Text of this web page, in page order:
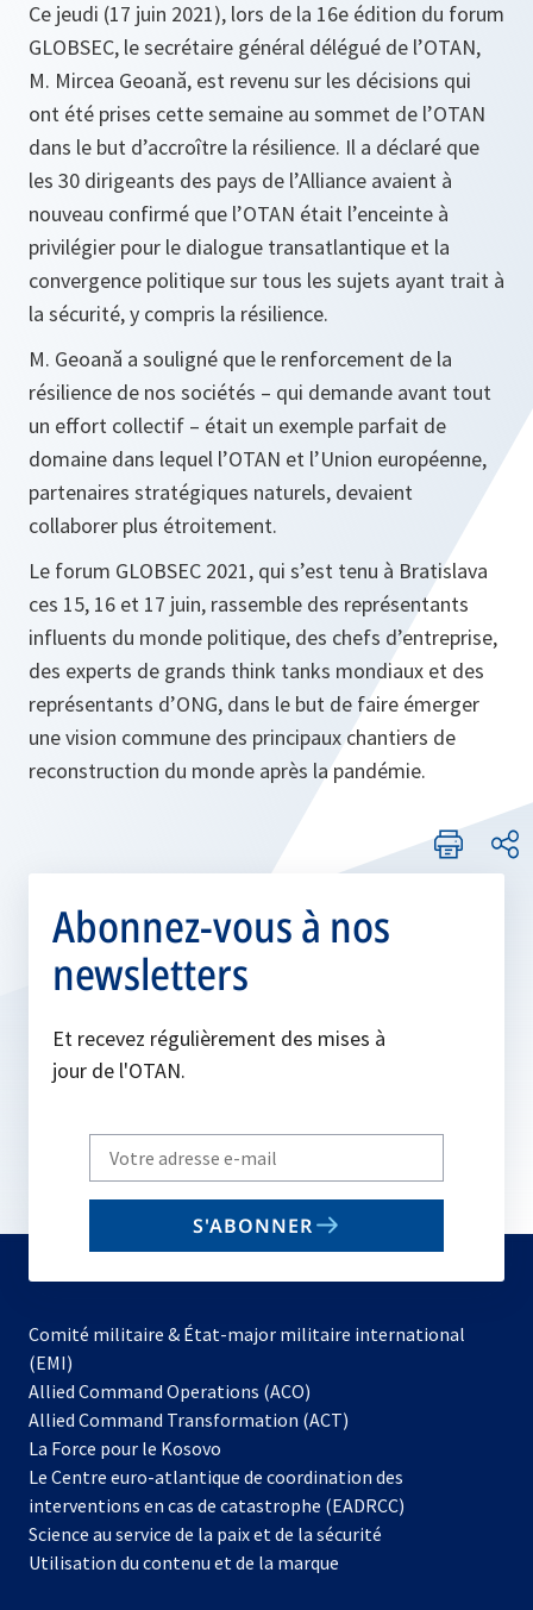
Ce jeudi (17 juin 2021), lors de la 16e édition du forum
GLOBSEC, le secrétaire général délégué de l’OTAN,
M. Mircea Geoană, est revenu sur les décisions qui
ont été prises cette semaine au sommet de l’OTAN
dans le but d’accroître la résilience. Il a déclaré que
les 30 dirigeants des pays de l’Alliance avaient à
nouveau confirmé que l’OTAN était l’enceinte à
privilégier pour le dialogue transatlantique et la
convergence politique sur tous les sujets ayant trait à
la sécurité, y compris la résilience.
M. Geoană a souligné que le renforcement de la
résilience de nos sociétés – qui demande avant tout
un effort collectif – était un exemple parfait de
domaine dans lequel l’OTAN et l’Union européenne,
partenaires stratégiques naturels, devaient
collaborer plus étroitement.
Le forum GLOBSEC 2021, qui s’est tenu à Bratislava
ces 15, 16 et 17 juin, rassemble des représentants
influents du monde politique, des chefs d’entreprise,
des experts de grands think tanks mondiaux et des
représentants d’ONG, dans le but de faire émerger
une vision commune des principaux chantiers de
reconstruction du monde après la pandémie.
Abonnez-vous à nos
newsletters
Et recevez régulièrement des mises à
jour de l'OTAN.
Write
your
email
S'ABONNER
Comité militaire & État-major militaire international
(EMI)
Allied Command Operations (ACO)
dans
nouvel
onglet
Allied Command Transformation (ACT)
La Force pour le Kosovo
dans
un
nouvel
onglet
Le Centre euro-atlantique de coordination des
interventions en cas de catastrophe (EADRCC)
Science au service de la paix et de la sécurité
Utilisation du contenu et de la marque